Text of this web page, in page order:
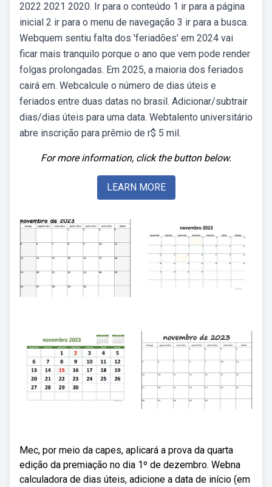
2022 2021 2020. Ir para o conteúdo 1 ir para a página
inicial 2 ir para o menu de navegação 3 ir para a busca.
Webquem sentiu falta dos 'feriadões' em 2024 vai
ficar mais tranquilo porque o ano que vem pode render
folgas prolongadas. Em 2025, a maioria dos feriados
cairá em. Webcalcule o número de dias úteis e
feriados entre duas datas no brasil. Adicionar/subtrair
dias/dias úteis para uma data. Webtalento universitário
abre inscrição para prêmio de r$ 5 mil.
For more information, click the button below.
LEARN MORE
Mec, por meio da capes, aplicará a prova da quarta
edição da premiação no dia 1º de dezembro. Webna
calculadora de dias úteis, adicione a data de início (em